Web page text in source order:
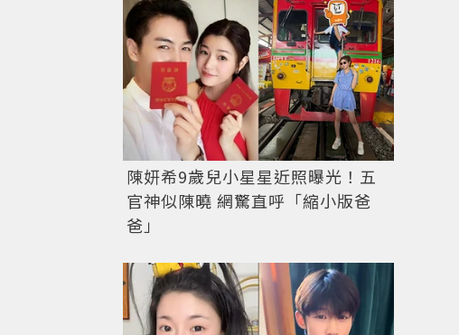
陳妍希9歲兒小星星近照曝光！五
官神似陳曉 網驚直呼「縮小版爸
爸」